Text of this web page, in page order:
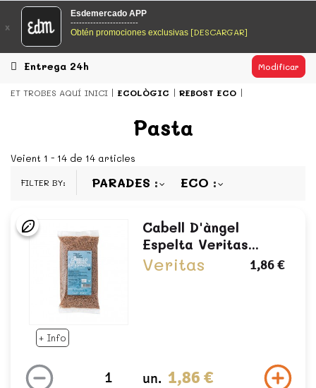
EsDeMercado.com
EsDeMercado.com te lleva a casa los mejores productos de
los mejores mercados de Barcelona y de productores
locales.
EsDeMercado.com
los mejores mercados de Barcelona y de productores
x
Esdemercado APP
------------------------
Obtén promociones exclusivas [DESCARGAR]
Entrega 24h Modificar
ET TROBES AQUÍ INICI ECOLÒGIC REBOST ECO
Pasta
Veient 1 - 14 de 14 articles
FILTER BY: PARADES ECO
+ Info
Cabell D'àngel
Espelta Veritas...
Veritas 1,86 €
un. 1,86 €